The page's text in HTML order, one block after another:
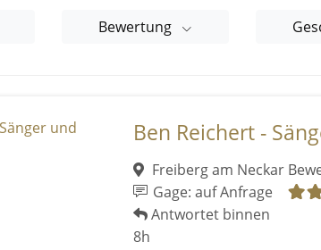
Bewertung
Ben Reichert -
Freiberg am Neckar
Gage: auf Anfrage
Antwortet binnen
8h